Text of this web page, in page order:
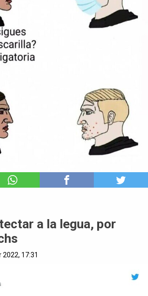
a la legua, por
2022, 17:31